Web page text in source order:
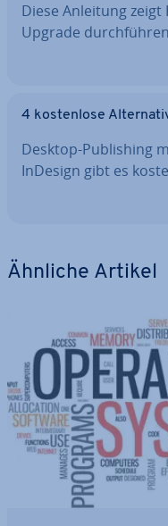
Diese Anleitung zeigt
Upgrade
4 kos­ten­lo­se
Desktop-Pu­bli­shing
InDesign gibt es
Ähnliche Artikel